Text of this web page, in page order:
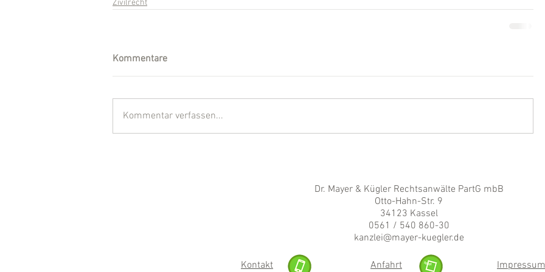
Zivilrecht
Kommentare
Kommentar verfassen...
Dr. Mayer & Kügler Rechtsanwälte PartG mbB
Otto-Hahn-Str. 9
34123 Kassel
0561 / 540 860-30
kanzlei@mayer-kuegler.de
Anfahrt Impressum
Kontakt